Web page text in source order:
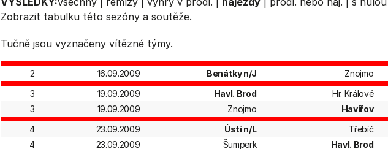
Zobrazit tabulkutéto sezóny a soutěže.
Tučně jsou vyznačeny vítězné týmy.
2 16.09.2009 Benátky n/J Znojmo
3
19.09.2009 Havl. Brod Hr. Králové
3
19.09.2009 Znojmo Havířov
4
23.09.2009 Ústí n/L Třebíč
4
23.09.2009 Šumperk Havl. Brod